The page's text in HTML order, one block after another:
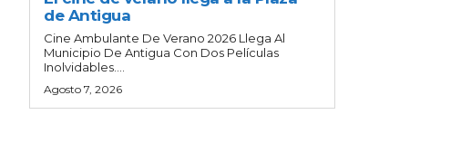
de Antigua
Cine Ambulante De Verano 2026 Llega Al
Municipio De Antigua Con Dos Películas
Inolvidables....
Agosto 7, 2026